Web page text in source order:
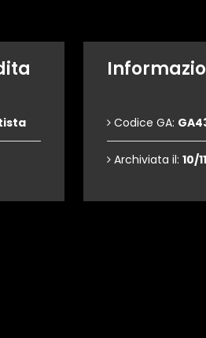
Codice GA:
Archiviata il: 10/